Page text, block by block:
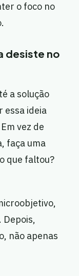
o foco no
desiste no
a solução
essa ideia
vez de
faça uma
que faltou?
não apenas